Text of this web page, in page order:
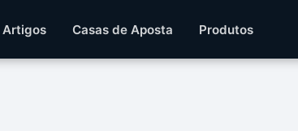
Artigos Casas de Aposta Produtos